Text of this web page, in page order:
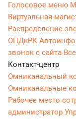
Голосовое меню
Виртуальная
Распределение
ОПДкРК
звонок с сайта
Контакт-центр
Омниканальный
Омниканальные
Рабочее место
администратор